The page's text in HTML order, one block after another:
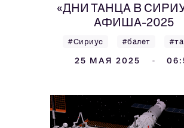
«ДНИ ТАНЦА В
АФИША-2025
#Сириус #балет
25 МАЯ 2025